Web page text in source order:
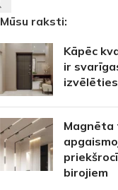
Mūsu raksti:
Kāpēc
ir
Magnēta
birojiem